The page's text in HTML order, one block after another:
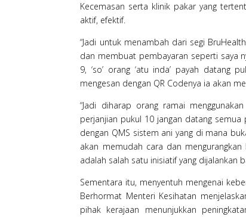
Kecemasan serta klinik pakar yang
aktif, efektif.
“Jadi untuk menambah dari segi
dan membuat pembayaran seperti saya
9, ‘so’ orang ‘atu inda’ payah
mengesan dengan QR Codenya ia akan
“Jadi diharap orang ramai
perjanjian pukul 10 jangan datang semua
dengan QMS sistem ani yang di mana
akan memudah cara dan
adalah salah satu inisiatif yang dijalankan
Sementara itu, menyentuh mengenai
Berhormat Menteri Kesihatan
pihak kerajaan menunjukkan